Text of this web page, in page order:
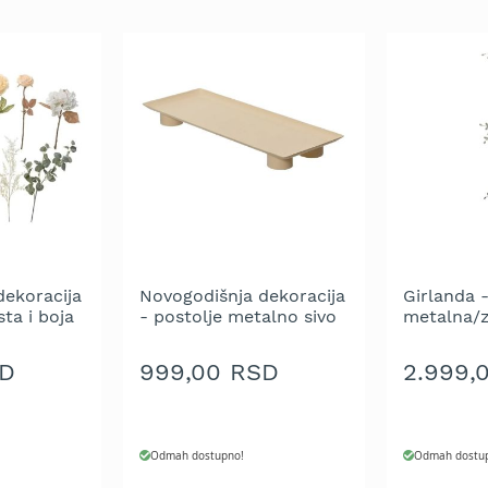
i boja
Novogodišnja dekoracija
- postolje metalno sivo
999,00 RSD
Odmah dostupno!
Girlanda
metalna/
Odmah